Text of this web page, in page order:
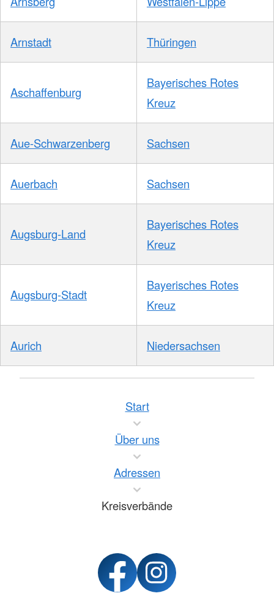
Arnstadt Thüringen
Aschaffenburg
Bayerisches Rotes
Kreuz
Aue-Schwarzenberg Sachsen
Auerbach Sachsen
Augsburg-Land
Bayerisches Rotes
Kreuz
Augsburg-Stadt
Bayerisches Rotes
Kreuz
Aurich Niedersachsen
Start
Über uns
Adressen
Kreisverbände